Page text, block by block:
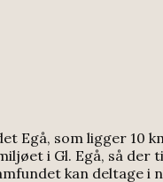
Egå, som ligger
i Gl. Egå, så
kan deltage